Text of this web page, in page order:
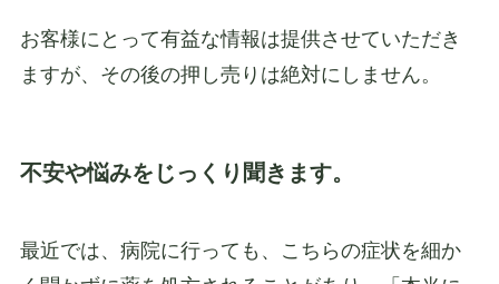
お客様にとって有益な情報は提供させていただき
ますが、その後の押し売りは絶対にしません。
不安や悩みをじっくり聞きます。
最近では、病院に行っても、こちらの症状を細か